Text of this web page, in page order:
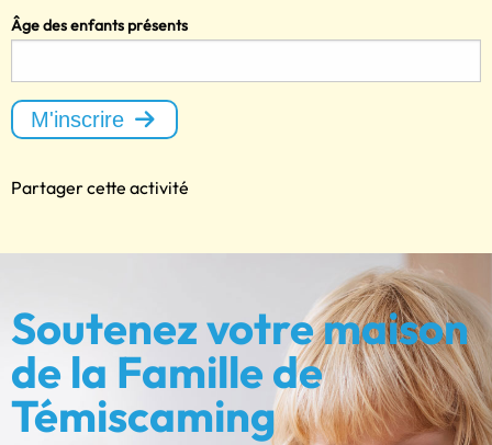
Âge des enfants présents
M'inscrire
Partager cette activité
Soutenez votre maison
de la Famille de
Témiscaming